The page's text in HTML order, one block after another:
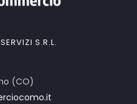
S.R.L.
(CO)